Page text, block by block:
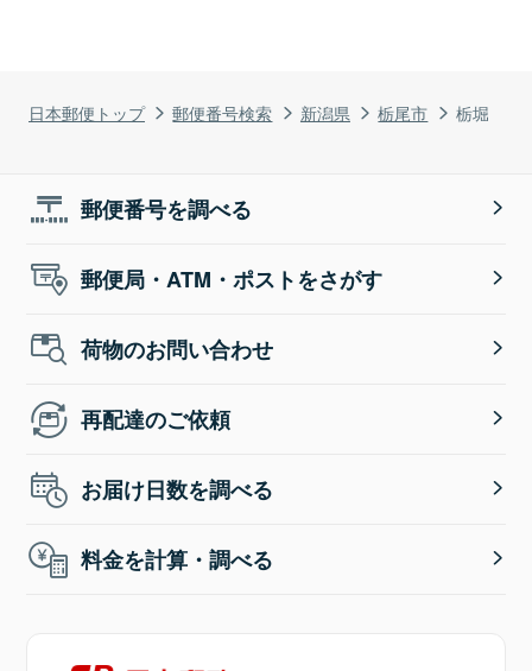
日本郵便トップ 郵便番号検索 新潟県 栃尾市 栃堀
郵便番号を調べる
郵便局・ATM・ポストをさがす
荷物のお問い合わせ
再配達のご依頼
お届け日数を調べる
料金を計算・調べる